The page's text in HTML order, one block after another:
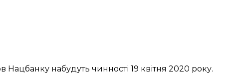
Нацбанку набудуть чинності 19 квітня 2020 року.